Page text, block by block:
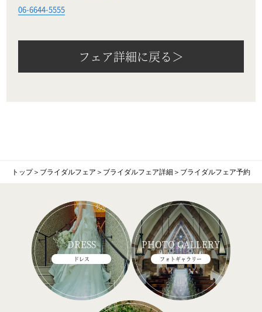
06-6644-5555
フェア詳細に戻る＞
トップ＞ ブライダルフェア ＞ ブライダルフェア詳細 ＞ ブライダルフェア予約
DRESS
ドレス
PHOTO GALLERY
フォトギャラリー